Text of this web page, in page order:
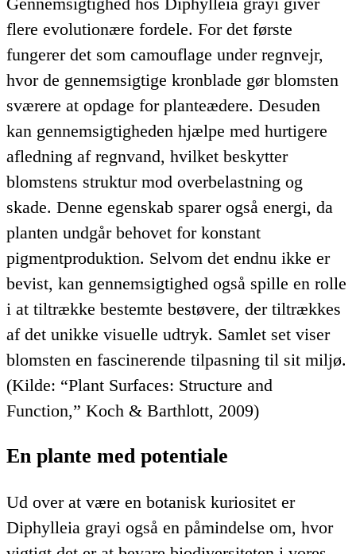
flere evolutionære fordele. For det første
fungerer det som camouflage under regnvejr,
hvor de gennemsigtige kronblade gør blomsten
sværere at opdage for planteædere. Desuden
kan gennemsigtigheden hjælpe med hurtigere
afledning af regnvand, hvilket beskytter
blomstens struktur mod overbelastning og
skade. Denne egenskab sparer også energi, da
planten undgår behovet for konstant
pigmentproduktion. Selvom det endnu ikke er
bevist, kan gennemsigtighed også spille en rolle
i at tiltrække bestemte bestøvere, der tiltrækkes
af det unikke visuelle udtryk. Samlet set viser
blomsten en fascinerende tilpasning til sit miljø.
(Kilde: “Plant Surfaces: Structure and
Function,” Koch & Barthlott, 2009)
En plante med potentiale
Ud over at være en botanisk kuriositet er
Diphylleia grayi også en påmindelse om, hvor